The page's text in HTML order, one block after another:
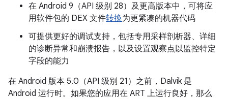
在 Android 9（API 级别 28）及更高版本中，可将应
用软件包的 DEX 文件转换为更紧凑的机器代码
可提供更好的调试支持，包括专用采样剖析器、详细
的诊断异常和崩溃报告，以及设置观察点以监控特定
字段的能力
在 Android 版本 5.0（API 级别 21）之前，Dalvik 是
Android 运行时。如果您的应用在 ART 上运行良好，那么